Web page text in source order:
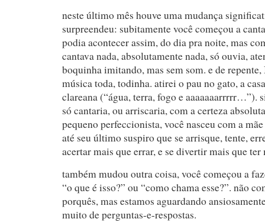
neste último mês houve uma mudança
surpreendeu: subitamente você começou a
podia acontecer assim, do dia pra noite, mas
cantava nada, absolutamente nada, só ouvia,
boquinha imitando, mas sem som. e de
música toda, todinha. atirei o pau no gato, a
clareana (“água, terra, fogo e aaaaaaarrrrr…”).
só cantaria, ou arriscaria, com a certeza
pequeno perfeccionista, você nasceu com a
até seu último suspiro que se arrisque, tente,
acertar mais que errar, e se divertir mais que ter
também mudou outra coisa, você começou a
“o que é isso?” ou “como chama esse?”. não
porquês, mas estamos aguardando
muito de perguntas-e-respostas.